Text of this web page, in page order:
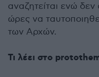
αναζητείται ενώ δεν
ώρες να
των Αρχών.
Τι λέει στο